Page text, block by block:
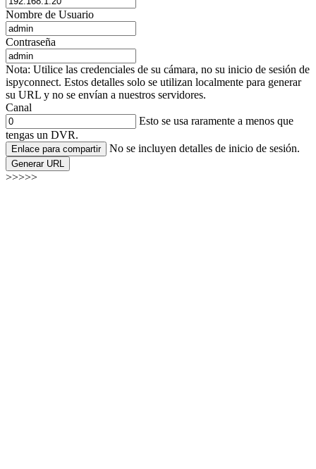
Nombre de Usuario
Contraseña
Nota: Utilice las credenciales de su cámara, no su inicio de sesión de
ispyconnect. Estos detalles solo se utilizan localmente para generar
su URL y no se envían a nuestros servidores.
Canal
Esto se usa raramente a menos que
tengas un DVR.
Enlace para compartir No se incluyen detalles de inicio de sesión.
Generar URL
>>>>>